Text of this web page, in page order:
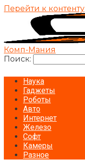
Перейти к контенту
Комп-Мания
Поиск:
Наука
Гаджеты
Роботы
Авто
Интернет
Железо
Софт
Камеры
Разное